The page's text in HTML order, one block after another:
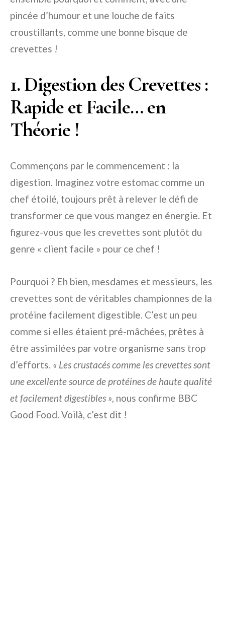
pincée d’humour et une louche de faits
croustillants, comme une bonne bisque de
crevettes !
1. Digestion des Crevettes :
Rapide et Facile… en
Théorie !
Commençons par le commencement : la
digestion. Imaginez votre estomac comme un
chef étoilé, toujours prêt à relever le défi de
transformer ce que vous mangez en énergie. Et
figurez-vous que les crevettes sont plutôt du
genre « client facile » pour ce chef !
Pourquoi ? Eh bien, mesdames et messieurs, les
crevettes sont de véritables championnes de la
protéine facilement digestible. C’est un peu
comme si elles étaient pré-mâchées, prêtes à
être assimilées par votre organisme sans trop
d’efforts. « Les crustacés comme les crevettes sont
une excellente source de protéines de haute qualité
et facilement digestibles », nous confirme BBC
Good Food. Voilà, c’est dit !